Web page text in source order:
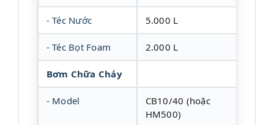
- Téc Nước 5.000 L
- Téc Bọt Foam 2.000 L
Bơm Chữa Cháy
- Model
CB10/40 (hoặc
HM500)